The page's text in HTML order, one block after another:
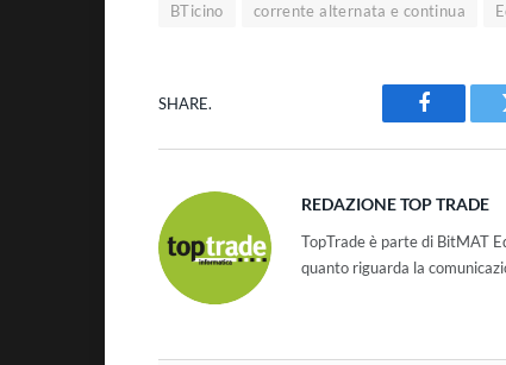
BTicino corrente alternata e continua
SHARE.
Facebook
REDAZIONE TOP TRADE
TopTrade è parte di BitMAT
quanto riguarda la